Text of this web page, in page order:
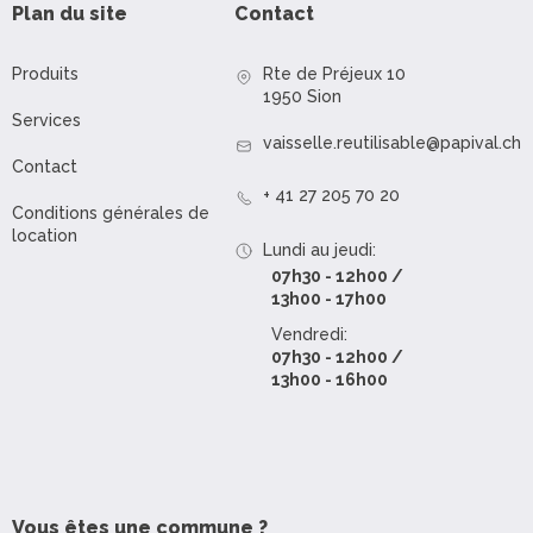
Plan du site
Produits
Services
Contact
Conditions générales de
location
Contact
Rte de Préjeux 10
1950 Sion
vaisselle.reutilisable@papival.ch
+ 41 27 205 70 20
Lundi au jeudi:
07h30 - 12h00 /
13h00 - 17h00
Vendredi:
07h30 - 12h00 /
13h00 - 16h00
Vous êtes une commune ?